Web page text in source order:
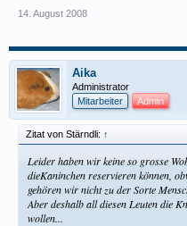
14. August 2008
Aika
Administrator
Mitarbeiter
Admin
Zitat von Stärndli: ↑
Leider haben wir keine so grosse
dieKaninchen reservieren können,
gehören wir nicht zu der Sorte
Aber deshalb all diesen Leuten die
wollen...